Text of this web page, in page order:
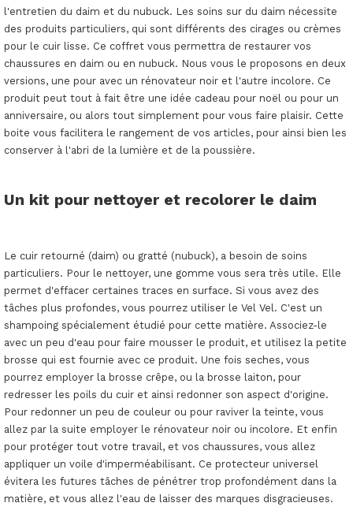
l'entretien du daim et du nubuck. Les soins sur du daim nécessite
des produits particuliers, qui sont différents des cirages ou crèmes
pour le cuir lisse. Ce coffret vous permettra de restaurer vos
chaussures en daim ou en nubuck. Nous vous le proposons en deux
versions, une pour avec un rénovateur noir et l'autre incolore. Ce
produit peut tout à fait être une idée cadeau pour noël ou pour un
anniversaire, ou alors tout simplement pour vous faire plaisir. Cette
boite vous facilitera le rangement de vos articles, pour ainsi bien les
conserver à l'abri de la lumière et de la poussière.
Un kit pour nettoyer et recolorer le daim
Le cuir retourné (daim) ou gratté (nubuck), a besoin de soins
particuliers. Pour le nettoyer, une gomme vous sera très utile. Elle
permet d'effacer certaines traces en surface. Si vous avez des
tâches plus profondes, vous pourrez utiliser le Vel Vel. C'est un
shampoing spécialement étudié pour cette matière. Associez-le
avec un peu d'eau pour faire mousser le produit, et utilisez la petite
brosse qui est fournie avec ce produit. Une fois seches, vous
pourrez employer la brosse crêpe, ou la brosse laiton, pour
redresser les poils du cuir et ainsi redonner son aspect d'origine.
Pour redonner un peu de couleur ou pour raviver la teinte, vous
allez par la suite employer le rénovateur noir ou incolore. Et enfin
pour protéger tout votre travail, et vos chaussures, vous allez
appliquer un voile d'imperméabilisant. Ce protecteur universel
évitera les futures tâches de pénétrer trop profondément dans la
matière, et vous allez l'eau de laisser des marques disgracieuses.